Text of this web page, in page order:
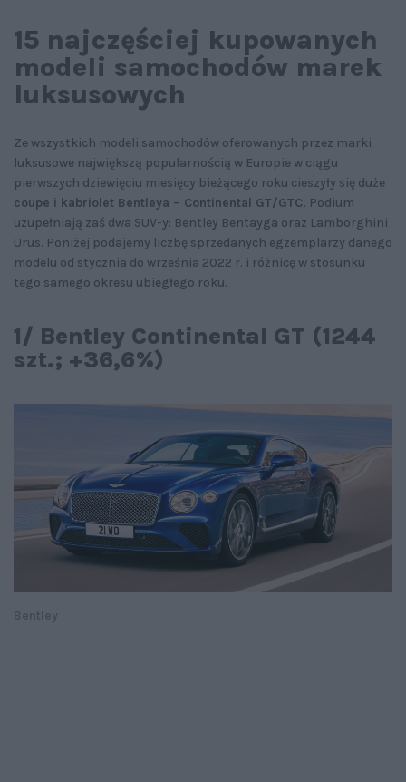
15 najczęściej kupowanych
modeli samochodów marek
luksusowych
Ze wszystkich modeli samochodów oferowanych przez marki
luksusowe największą popularnością w Europie w ciągu
pierwszych dziewięciu miesięcy bieżącego roku cieszyły się duże
coupe i kabriolet Bentleya – Continental GT/GTC. Podium
uzupełniają zaś dwa SUV-y: Bentley Bentayga oraz Lamborghini
Urus. Poniżej podajemy liczbę sprzedanych egzemplarzy danego
modelu od stycznia do września 2022 r. i różnicę w stosunku
tego samego okresu ubiegłego roku.
1/ Bentley Continental GT (1244
szt.; +36,6%)